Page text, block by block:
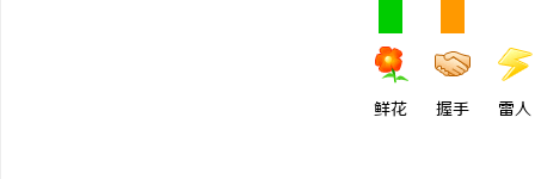
鲜花 握手 雷人